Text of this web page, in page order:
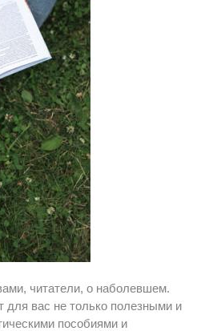
читатели, о наболевшем.
для вас не только полезными и
пособиями и